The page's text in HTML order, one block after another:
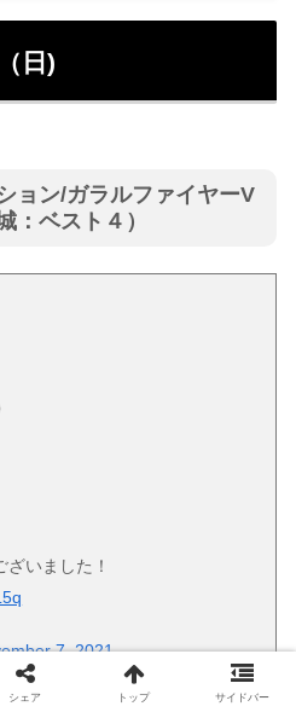
日)
ョン/ガラルファイヤーV
：ベスト４）
いました！
7, 2021
シェア トップ サイドバー